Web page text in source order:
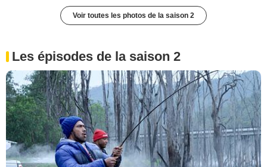
Voir toutes les photos de la saison 2
Les épisodes de la saison 2